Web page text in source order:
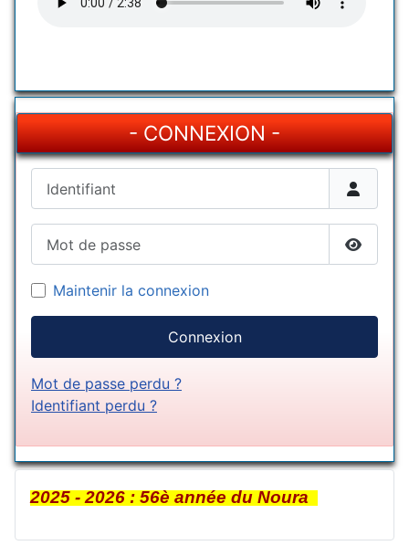
- CONNEXION -
Maintenir la connexion
Connexion
Mot de passe perdu ?
Identifiant perdu ?
2025 - 2026 : 56è année du Noura